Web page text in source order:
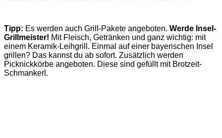
Tipp: Es werden auch Grill-Pakete angeboten. Werde Insel-
Grillmeister! Mit Fleisch, Getränken und ganz wichtig: mit
einem Keramik-Leihgrill. Einmal auf einer bayerischen Insel
grillen? Das kannst du ab sofort. Zusätzlich werden
Picknickkörbe angeboten. Diese sind gefüllt mit Brotzeit-
Schmankerl.